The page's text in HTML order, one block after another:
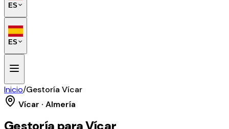
ES
ES
Inicio/Gestoría Vícar
Vícar · Almería